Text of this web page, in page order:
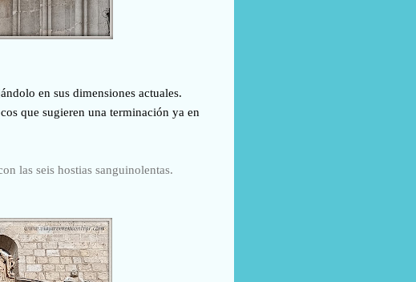
en sus dimensiones actuales.
que sugieren una terminación ya en
las seis hostias sanguinolentas.